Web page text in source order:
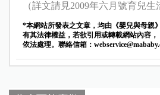
（詳文請見2009年六月號育兒生
*本網站所發表之文章，均由《嬰兒與母親
有其法律權益，若欲引用或轉載網站內容
依法處理。聯絡信箱：